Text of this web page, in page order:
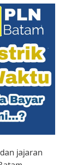
jajaran